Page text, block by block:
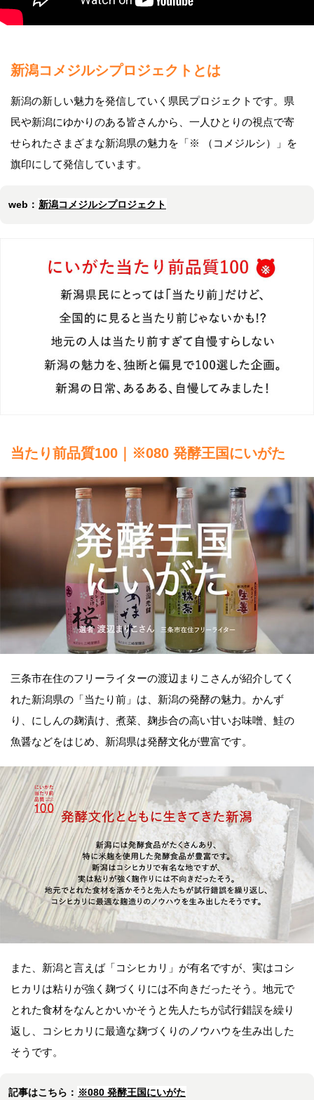
新潟コメジルシプロジェクトとは
新潟の新しい魅力を発信していく県民プロジェクトです。県
民や新潟にゆかりのある皆さんから、一人ひとりの視点で寄
せられたさまざまな新潟県の魅力を「※ （コメジルシ）」を
旗印にして発信しています。
web： 新潟コメジルシプロジェクト
当たり前品質100｜※080 発酵王国にいがた
三条市在住のフリーライターの渡辺まりこさんが紹介してく
れた新潟県の「当たり前」は、新潟の発酵の魅力。かんず
り、にしんの麹漬け、煮菜、麹歩合の高い甘いお味噌、鮭の
魚醤などをはじめ、新潟県は発酵文化が豊富です。
また、新潟と言えば「コシヒカリ」が有名ですが、実はコシ
ヒカリは粘りが強く麹づくりには不向きだったそう。地元で
とれた食材をなんとかいかそうと先人たちが試行錯誤を繰り
返し、コシヒカリに最適な麹づくりのノウハウを生み出した
そうです。
記事はこちら： ※080 発酵王国にいがた